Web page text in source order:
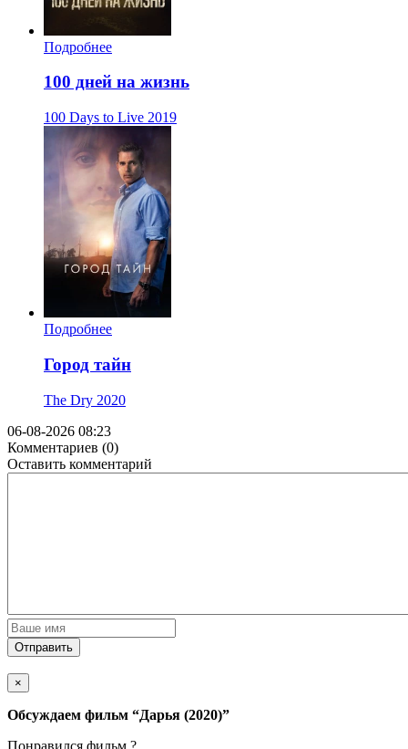
Подробнее
100 дней на жизнь
100 Days to Live 2019
Подробнее
Город тайн
The Dry 2020
06-08-2026 08:23
Комментариев (0)
Оставить комментарий
Отправить
×
Обсуждаем фильм “Дарья (2020)”
Понравился фильм ?